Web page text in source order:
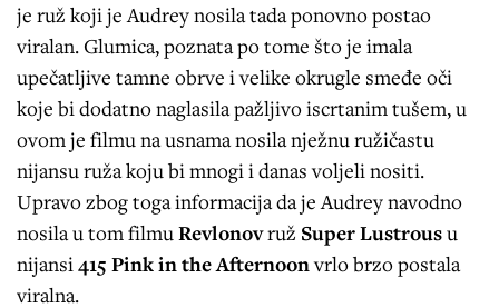
je ruž koji je Audrey nosila tada ponovno postao
viralan. Glumica, poznata po tome što je imala
upečatljive tamne obrve i velike okrugle smeđe oči
koje bi dodatno naglasila pažljivo iscrtanim tušem, u
ovom je filmu na usnama nosila nježnu ružičastu
nijansu ruža koju bi mnogi i danas voljeli nositi.
Upravo zbog toga informacija da je Audrey navodno
nosila u tom filmuRevlonovruž Super Lustrousu
nijansi415 Pink in the Afternoonvrlo brzo postala
viralna.